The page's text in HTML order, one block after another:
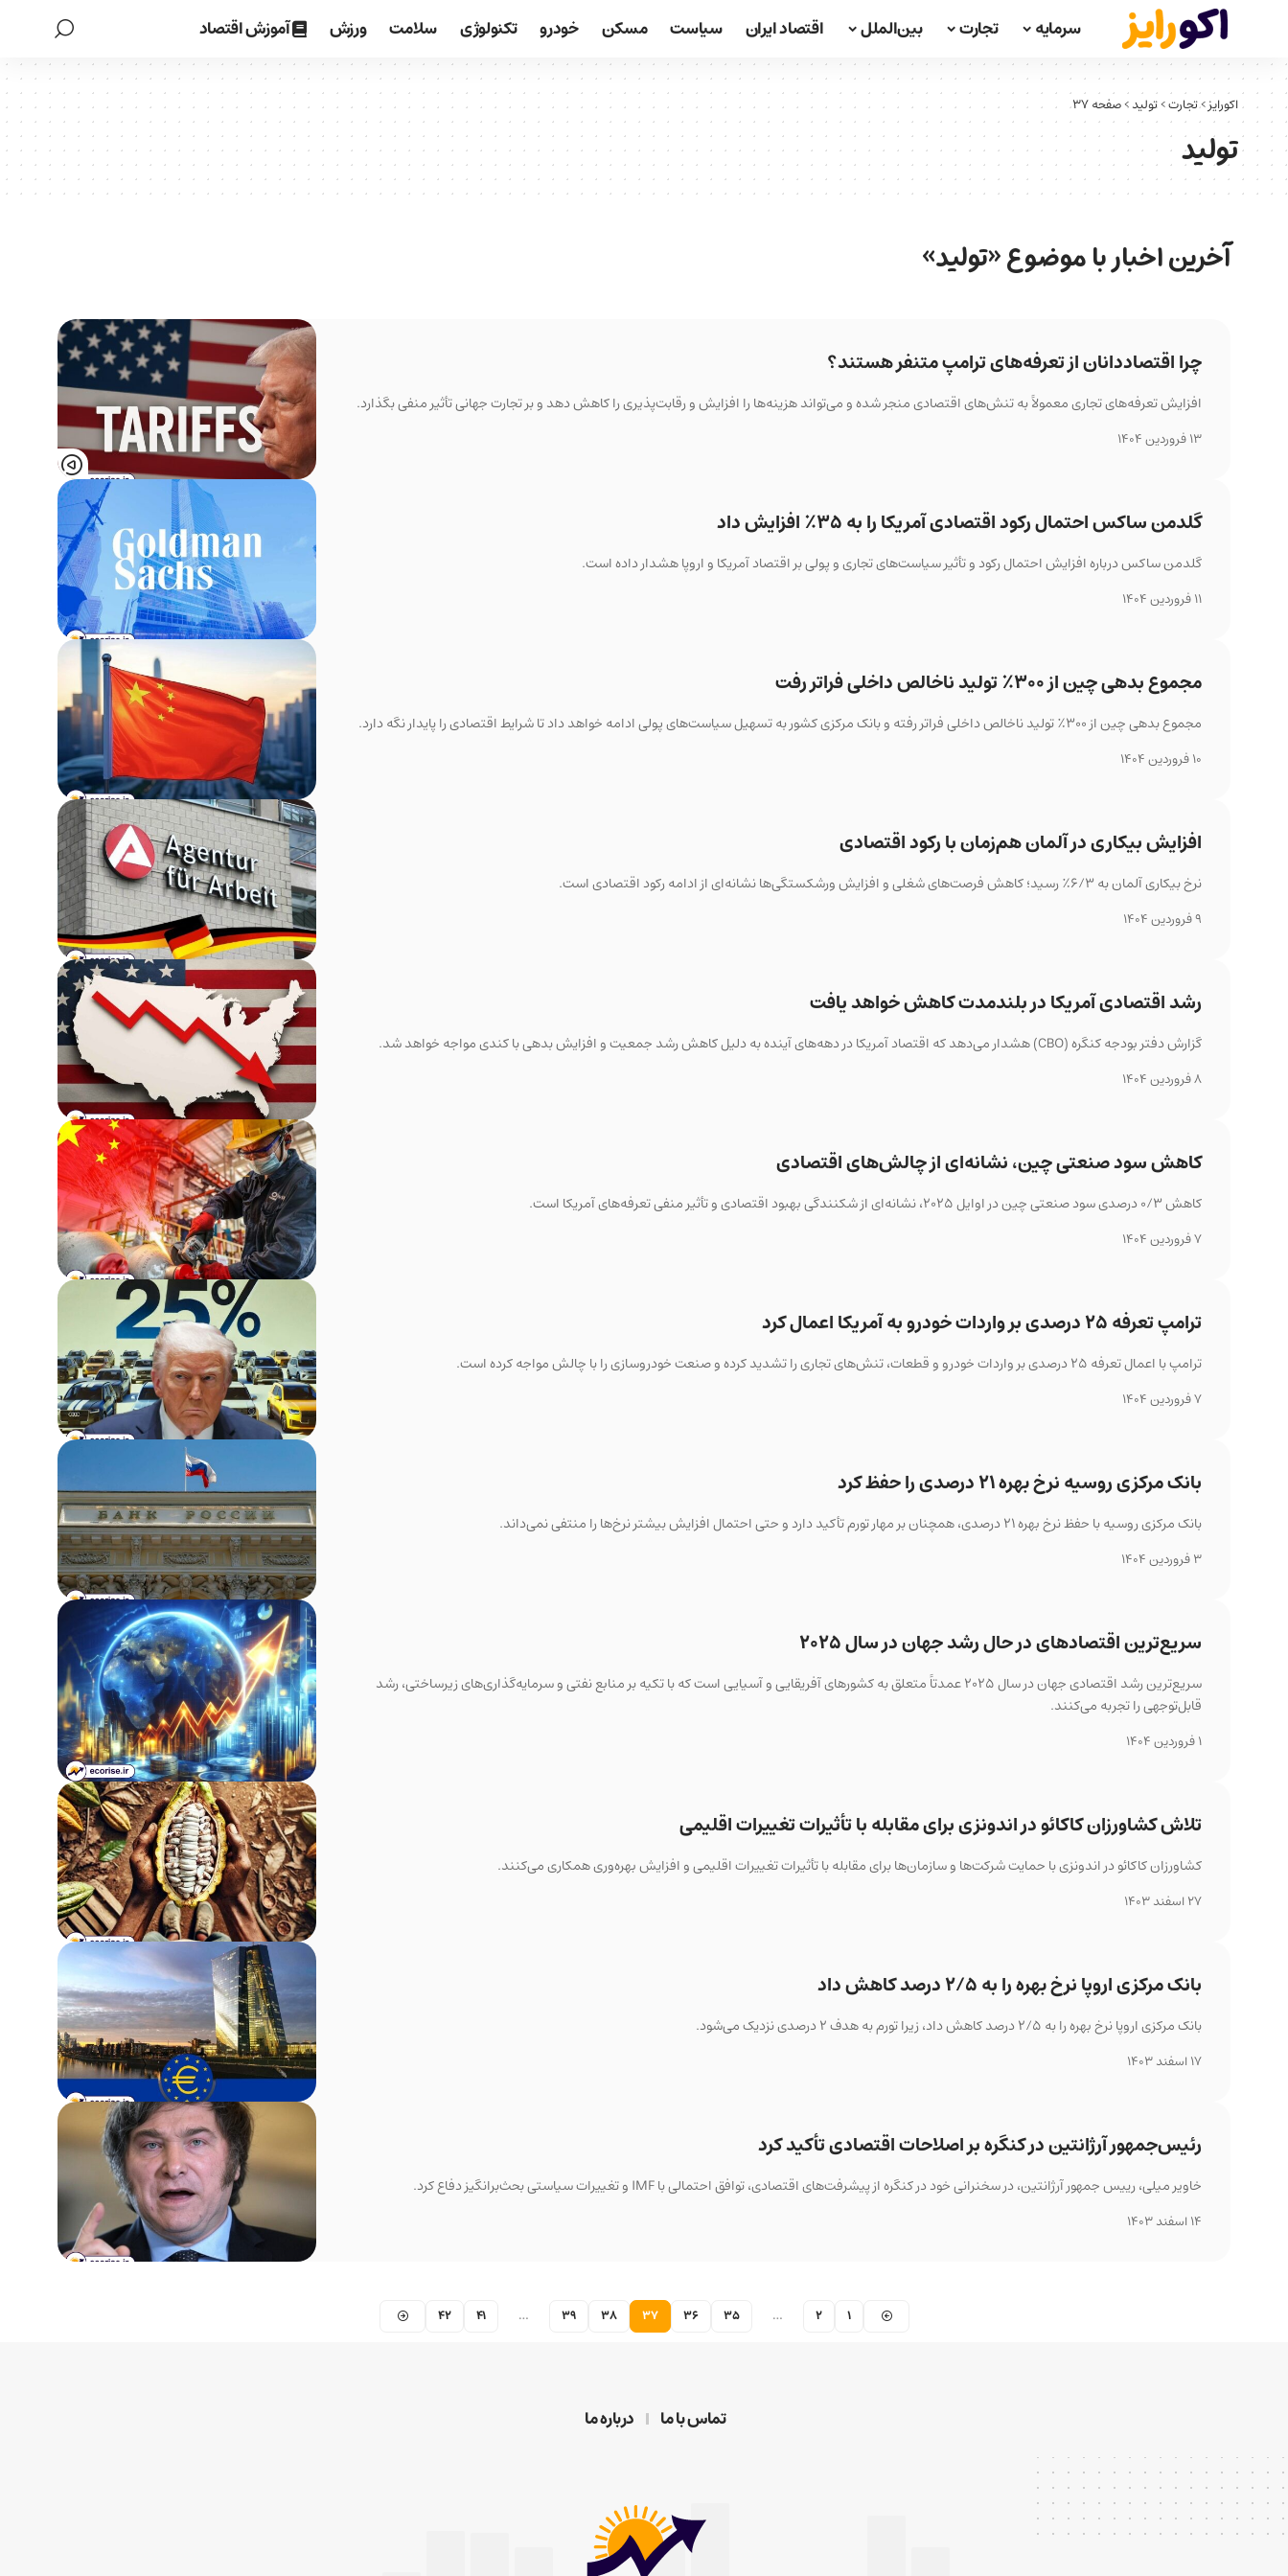
سرمایه تجارت بین‌الملل اقتصاد ایران سیاست مسکن خودرو تکنولوژی سلامت ورزش آموزش اقتصاد
اکورایز>تجارت>تولید>صفحه 37
تولید
آخرین اخبار با موضوع «تولید»
چرا اقتصاددانان از تعرفه‌های ترامپ متنفر هستند؟
افزایش تعرفه‌های تجاری معمولاً به تنش‌های اقتصادی منجر شده و می‌تواند هزینه‌ها را افزایش و رقابت‌پذیری را کاهش دهد و بر تجارت جهانی تأثیر منفی بگذارد.
13 فروردین 1404
گلدمن ساکس احتمال رکود اقتصادی آمریکا را به ۳۵٪ افزایش داد
گلدمن ساکس درباره افزایش احتمال رکود و تأثیر سیاست‌های تجاری و پولی بر اقتصاد آمریکا و اروپا هشدار داده است.
11 فروردین 1404
مجموع بدهی چین از ۳۰۰٪ تولید ناخالص داخلی فراتر رفت
مجموع بدهی چین از ۳۰۰٪ تولید ناخالص داخلی فراتر رفته و بانک مرکزی کشور به تسهیل سیاست‌های پولی ادامه خواهد داد تا شرایط اقتصادی را پایدار نگه دارد.
10 فروردین 1404
افزایش بیکاری در آلمان هم‌زمان با رکود اقتصادی
نرخ بیکاری آلمان به ۶/۳٪ رسید؛ کاهش فرصت‌های شغلی و افزایش ورشکستگی‌ها نشانه‌ای از ادامه رکود اقتصادی است.
9 فروردین 1404
رشد اقتصادی آمریکا در بلندمدت کاهش خواهد یافت
گزارش دفتر بودجه کنگره (CBO) هشدار می‌دهد که اقتصاد آمریکا در دهه‌های آینده به دلیل کاهش رشد جمعیت و افزایش بدهی با کندی مواجه خواهد شد.
8 فروردین 1404
کاهش سود صنعتی چین، نشانه‌ای از چالش‌های اقتصادی
کاهش ۰/۳ درصدی سود صنعتی چین در اوایل ۲۰۲۵، نشانه‌ای از شکنندگی بهبود اقتصادی و تأثیر منفی تعرفه‌های آمریکا است.
7 فروردین 1404
ترامپ تعرفه ۲۵ درصدی بر واردات خودرو به آمریکا اعمال کرد
ترامپ با اعمال تعرفه ۲۵ درصدی بر واردات خودرو و قطعات، تنش‌های تجاری را تشدید کرده و صنعت خودروسازی را با چالش مواجه کرده است.
7 فروردین 1404
بانک مرکزی روسیه نرخ بهره ۲۱ درصدی را حفظ کرد
بانک مرکزی روسیه با حفظ نرخ بهره ۲۱ درصدی، همچنان بر مهار تورم تأکید دارد و حتی احتمال افزایش بیشتر نرخ‌ها را منتفی نمی‌داند.
3 فروردین 1404
سریع‌ترین اقتصادهای در حال رشد جهان در سال ۲۰۲۵
سریع‌ترین رشد اقتصادی جهان در سال ۲۰۲۵ عمدتاً متعلق به کشورهای آفریقایی و آسیایی است که با تکیه بر منابع نفتی و سرمایه‌گذاری‌های زیرساختی، رشد
قابل‌توجهی را تجربه می‌کنند.
1 فروردین 1404
تلاش کشاورزان کاکائو در اندونزی برای مقابله با تأثیرات تغییرات اقلیمی
کشاورزان کاکائو در اندونزی با حمایت شرکت‌ها و سازمان‌ها برای مقابله با تأثیرات تغییرات اقلیمی و افزایش بهره‌وری همکاری می‌کنند.
27 اسفند 1403
بانک مرکزی اروپا نرخ بهره را به ۲/۵ درصد کاهش داد
بانک مرکزی اروپا نرخ بهره را به ۲/۵ درصد کاهش داد، زیرا تورم به هدف ۲ درصدی نزدیک می‌شود.
17 اسفند 1403
رئیس‌جمهور آرژانتین در کنگره بر اصلاحات اقتصادی تأکید کرد
خاویر میلی، رییس جمهور آرژانتین، در سخنرانی خود در کنگره از پیشرفت‌های اقتصادی، توافق احتمالی با IMF و تغییرات سیاستی بحث‌برانگیز دفاع کرد.
14 اسفند 1403
1
2
…
35
36
37
38
39
…
41
42
تماس با ما درباره ما